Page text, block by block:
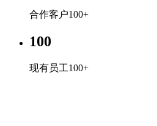
合作客户100+
100
现有员工100+